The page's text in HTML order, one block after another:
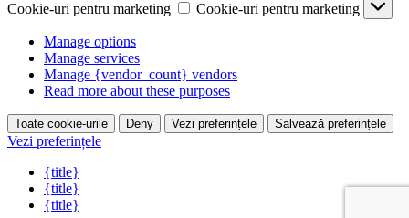
Cookie-uri pentru marketing
Cookie-uri pentru marketing
Manage options
Manage services
Manage {vendor_count} vendors
Read more about these purposes
Toate cookie-urile Deny Vezi preferințele Salvează preferințele
Vezi preferințele
{title}
{title}
{title}